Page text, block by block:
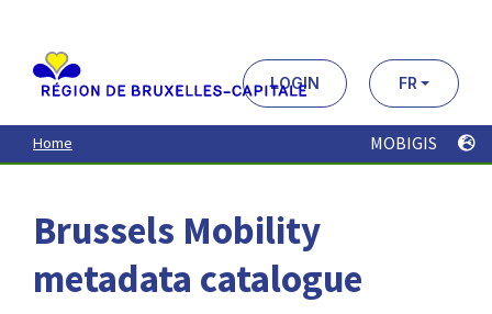
contenu
principal
LOGIN FR
Home MOBIGIS
Brussels Mobility
metadata catalogue